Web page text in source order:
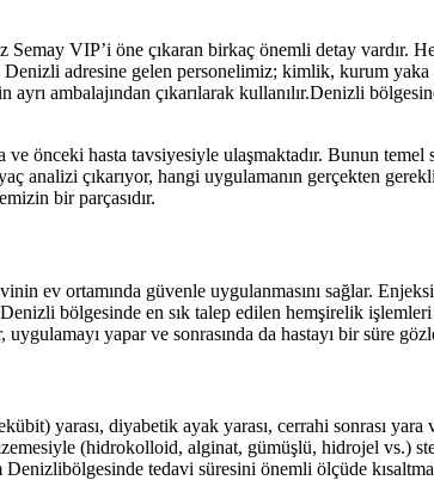
VIP’i öne çıkaran birkaç önemli detay vardır.
Denizli adresine gelen personelimiz; kimlik, kurum yaka
ambalajından çıkarılarak kullanılır.Denizli
önceki hasta tavsiyesiyle ulaşmaktadır. Bunun temel
analizi çıkarıyor, hangi uygulamanın gerçekten
bir parçasıdır.
ev ortamında güvenle uygulanmasını sağlar.
Denizli bölgesinde en sık talep edilen hemşirelik işlemleri
yapar ve sonrasında da hastayı bir süre
yarası, diyabetik ayak yarası, cerrahi sonrası yara
(hidrokolloid, alginat, gümüşlü, hidrojel vs.)
Denizlibölgesinde tedavi süresini önemli ölçüde